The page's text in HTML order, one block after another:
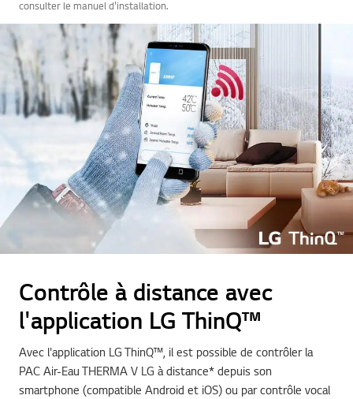
consulter le manuel d'installation.
Contrôle à distance avec
l'application LG ThinQ™
Avec l'application LG ThinQ™, il est possible de contrôler la
PAC Air-Eau THERMA V LG à distance* depuis son
smartphone (compatible Android et iOS) ou par contrôle vocal